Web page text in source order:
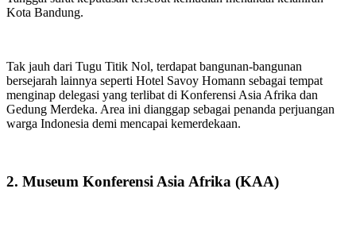
Kota Bandung.
Tak jauh dari Tugu Titik Nol, terdapat bangunan-bangunan
bersejarah lainnya seperti Hotel Savoy Homann sebagai tempat
menginap delegasi yang terlibat di Konferensi Asia Afrika dan
Gedung Merdeka. Area ini dianggap sebagai penanda perjuangan
warga Indonesia demi mencapai kemerdekaan.
2. Museum Konferensi Asia Afrika (KAA)